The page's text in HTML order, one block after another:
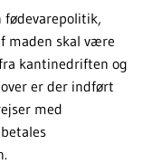
maden skal være
kantinedriften og
er der indført
med